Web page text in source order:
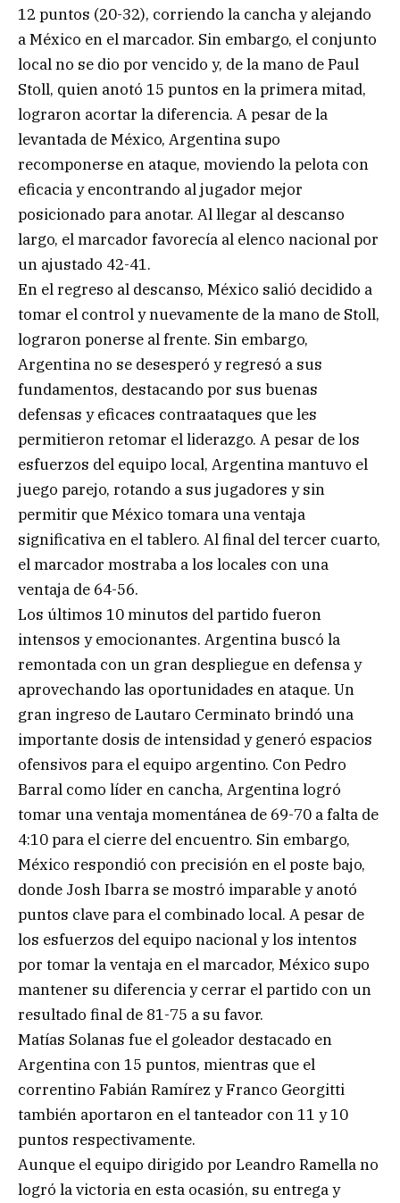
12 puntos (20-32), corriendo la cancha y alejando
a México en el marcador. Sin embargo, el conjunto
local no se dio por vencido y, de la mano de Paul
Stoll, quien anotó 15 puntos en la primera mitad,
lograron acortar la diferencia. A pesar de la
levantada de México, Argentina supo
recomponerse en ataque, moviendo la pelota con
eficacia y encontrando al jugador mejor
posicionado para anotar. Al llegar al descanso
largo, el marcador favorecía al elenco nacional por
un ajustado 42-41.
En el regreso al descanso, México salió decidido a
tomar el control y nuevamente de la mano de Stoll,
lograron ponerse al frente. Sin embargo,
Argentina no se desesperó y regresó a sus
fundamentos, destacando por sus buenas
defensas y eficaces contraataques que les
permitieron retomar el liderazgo. A pesar de los
esfuerzos del equipo local, Argentina mantuvo el
juego parejo, rotando a sus jugadores y sin
permitir que México tomara una ventaja
significativa en el tablero. Al final del tercer cuarto,
el marcador mostraba a los locales con una
ventaja de 64-56.
Los últimos 10 minutos del partido fueron
intensos y emocionantes. Argentina buscó la
remontada con un gran despliegue en defensa y
aprovechando las oportunidades en ataque. Un
gran ingreso de Lautaro Cerminato brindó una
importante dosis de intensidad y generó espacios
ofensivos para el equipo argentino. Con Pedro
Barral como líder en cancha, Argentina logró
tomar una ventaja momentánea de 69-70 a falta de
4:10 para el cierre del encuentro. Sin embargo,
México respondió con precisión en el poste bajo,
donde Josh Ibarra se mostró imparable y anotó
puntos clave para el combinado local. A pesar de
los esfuerzos del equipo nacional y los intentos
por tomar la ventaja en el marcador, México supo
mantener su diferencia y cerrar el partido con un
resultado final de 81-75 a su favor.
Matías Solanas fue el goleador destacado en
Argentina con 15 puntos, mientras que el
correntino Fabián Ramírez y Franco Georgitti
también aportaron en el tanteador con 11 y 10
puntos respectivamente.
Aunque el equipo dirigido por Leandro Ramella no
logró la victoria en esta ocasión, su entrega y